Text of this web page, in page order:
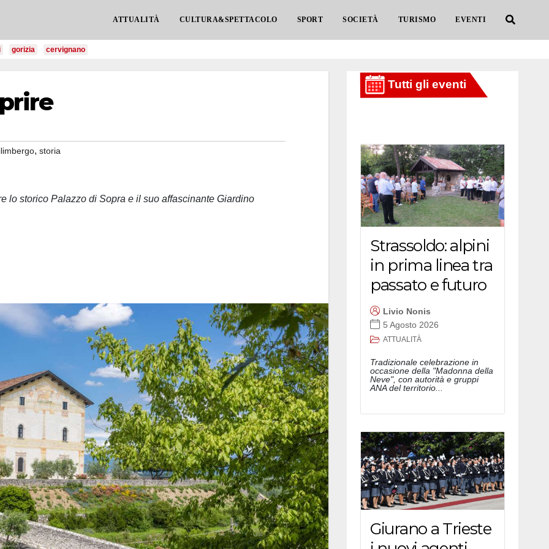
ATTUALITÀ CULTURA&SPETTACOLO SPORT SOCIETÀ TURISMO EVENTI
gorizia cervignano
, storia
lo storico Palazzo di Sopra e il suo affascinante Giardino
Strassoldo: alpini
in prima linea tra
passato e futuro
Livio Nonis
5 Agosto 2026
ATTUALITÀ
Tradizionale celebrazione in
occasione della "Madonna della
Neve", con autorità e gruppi
ANA del territorio...
Giurano a Trieste